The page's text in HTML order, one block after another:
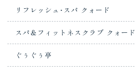
リフレッシュ･スパ クォード
スパ＆フィットネスクラブ クォード
ぐぅぐぅ亭